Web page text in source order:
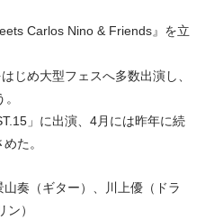
Carlos Nino & Friends』を立
じめ大型フェスへ多数出演し、
」に出演、4月には昨年に続
た。
奏（ギター）、川上優（ドラ
）